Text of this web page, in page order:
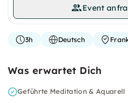
Event
3h Deutsch
Was erwartet Dich
Geführte Meditation & Aquarell